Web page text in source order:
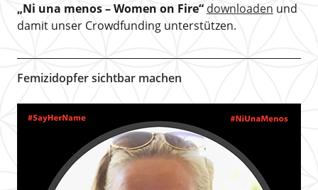
„Ni una menos – Women on Fire“ downloaden und
damit unser Crowdfunding unterstützen.
Femizidopfer sichtbar machen